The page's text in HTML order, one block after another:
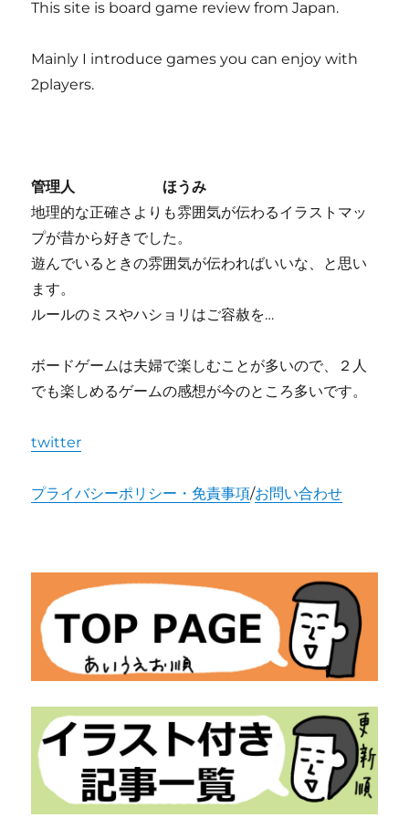
This site is board game review from Japan.
Mainly I introduce games you can enjoy with
2players.
管理人 ほうみ
地理的な正確さよりも雰囲気が伝わるイラストマッ
プが昔から好きでした。
遊んでいるときの雰囲気が伝わればいいな、と思い
ます。
ルールのミスやハショリはご容赦を…
ボードゲームは夫婦で楽しむことが多いので、２人
でも楽しめるゲームの感想が今のところ多いです。
twitter
プライバシーポリシー・免責事項/お問い合わせ